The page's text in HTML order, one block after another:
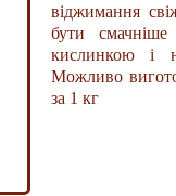
віджимання
бути
кислинкою і
Можливо
за 1 кг